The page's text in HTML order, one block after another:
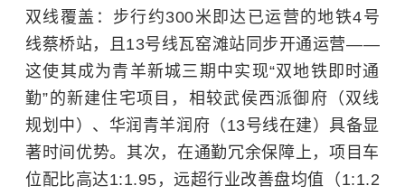
双线覆盖：步行约300米即达已运营的地铁4号
线蔡桥站，且13号线瓦窑滩站同步开通运营——
这使其成为青羊新城三期中实现“双地铁即时通
勤”的新建住宅项目，相较武侯西派御府（双线
规划中）、华润青羊润府（13号线在建）具备显
著时间优势。其次，在通勤冗余保障上，项目车
位配比高达1:1.95，远超行业改善盘均值（1:1.2